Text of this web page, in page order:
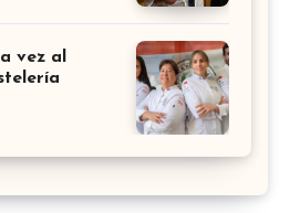
vez al